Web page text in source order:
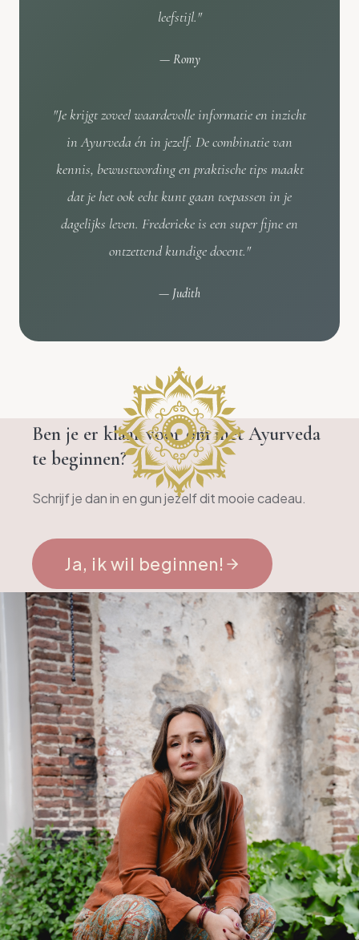
leefstijl."
— Romy
"Je krijgt zoveel waardevolle informatie en inzicht
in Ayurveda én in jezelf. De combinatie van
kennis, bewustwording en praktische tips maakt
dat je het ook echt kunt gaan toepassen in je
dagelijks leven. Frederieke is een super fijne en
ontzettend kundige docent."
— Judith
Ben je er klaar voor om met Ayurveda
te beginnen?
Schrijf je dan in en gun jezelf dit mooie cadeau.
Ja, ik wil beginnen!